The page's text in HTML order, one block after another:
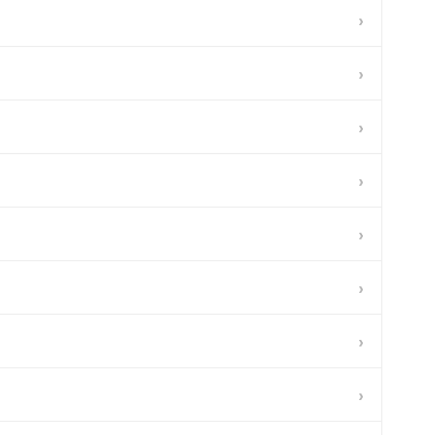
›
›
›
›
›
›
›
›